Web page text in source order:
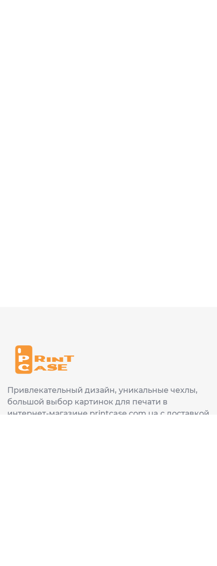
Привлекательный дизайн, уникальные чехлы,
большой выбор картинок для печати в
интернет-магазине printcase.com.ua с доставкой